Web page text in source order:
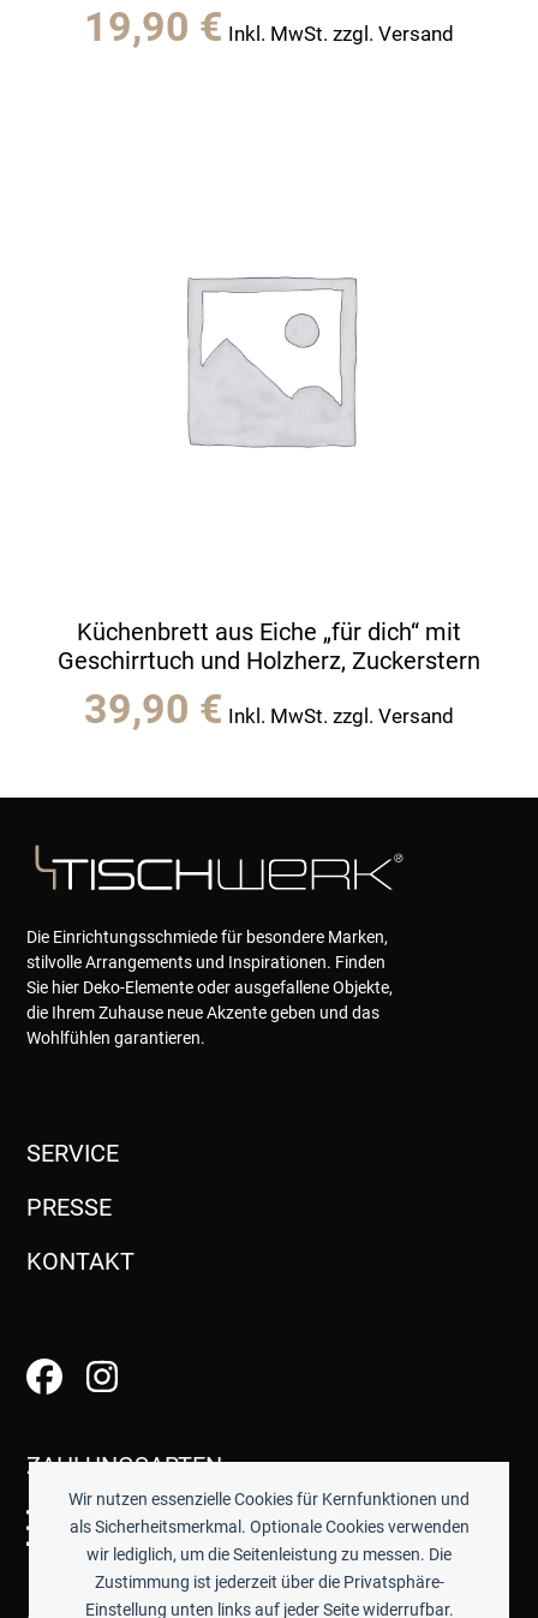
Wir nutzen essenzielle Cookies für Kernfunktionen und
als Sicherheitsmerkmal. Optionale Cookies verwenden
wir lediglich, um die Seitenleistung zu messen. Die
Zustimmung ist jederzeit über die Privatsphäre-
Einstellung unten links auf jeder Seite widerrufbar.
19,90 € Inkl. MwSt. zzgl. Versand
Küchenbrett aus Eiche „für dich“ mit
Geschirrtuch und Holzherz, Zuckerstern
39,90 € Inkl. MwSt. zzgl. Versand
Die Einrichtungsschmiede für besondere Marken,
stilvolle Arrangements und Inspirationen. Finden
Sie hier Deko-Elemente oder ausgefallene Objekte,
die Ihrem Zuhause neue Akzente geben und das
Wohlfühlen garantieren.
SERVICE
PRESSE
KONTAKT
ZAHLUNGSARTEN